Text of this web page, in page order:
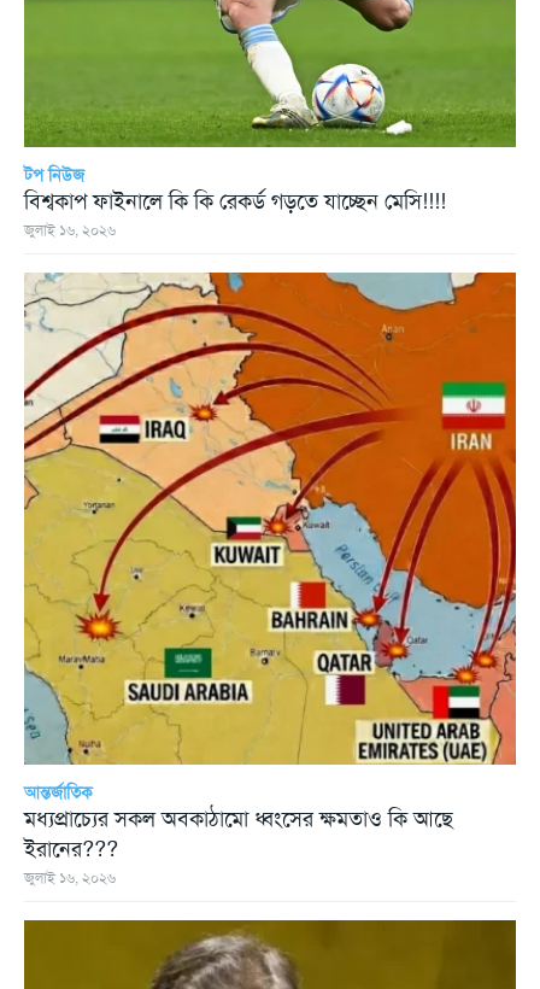
টপ নিউজ
বিশ্বকাপ ফাইনালে কি কি রেকর্ড গড়তে যাচ্ছেন মেসি!!!!
জুলাই ১৬, ২০২৬
আন্তর্জাতিক
মধ্যপ্রাচ্যের সকল অবকাঠামো ধ্বংসের ক্ষমতাও কি আছে
ইরানের???
জুলাই ১৬, ২০২৬